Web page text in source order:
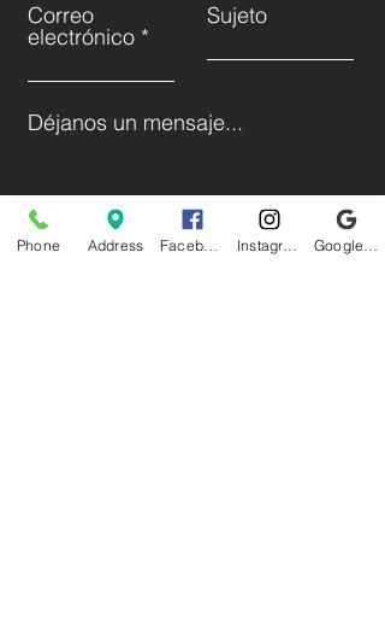
Correo
electrónico
Sujeto
Déjanos un mensaje...
Phone Address